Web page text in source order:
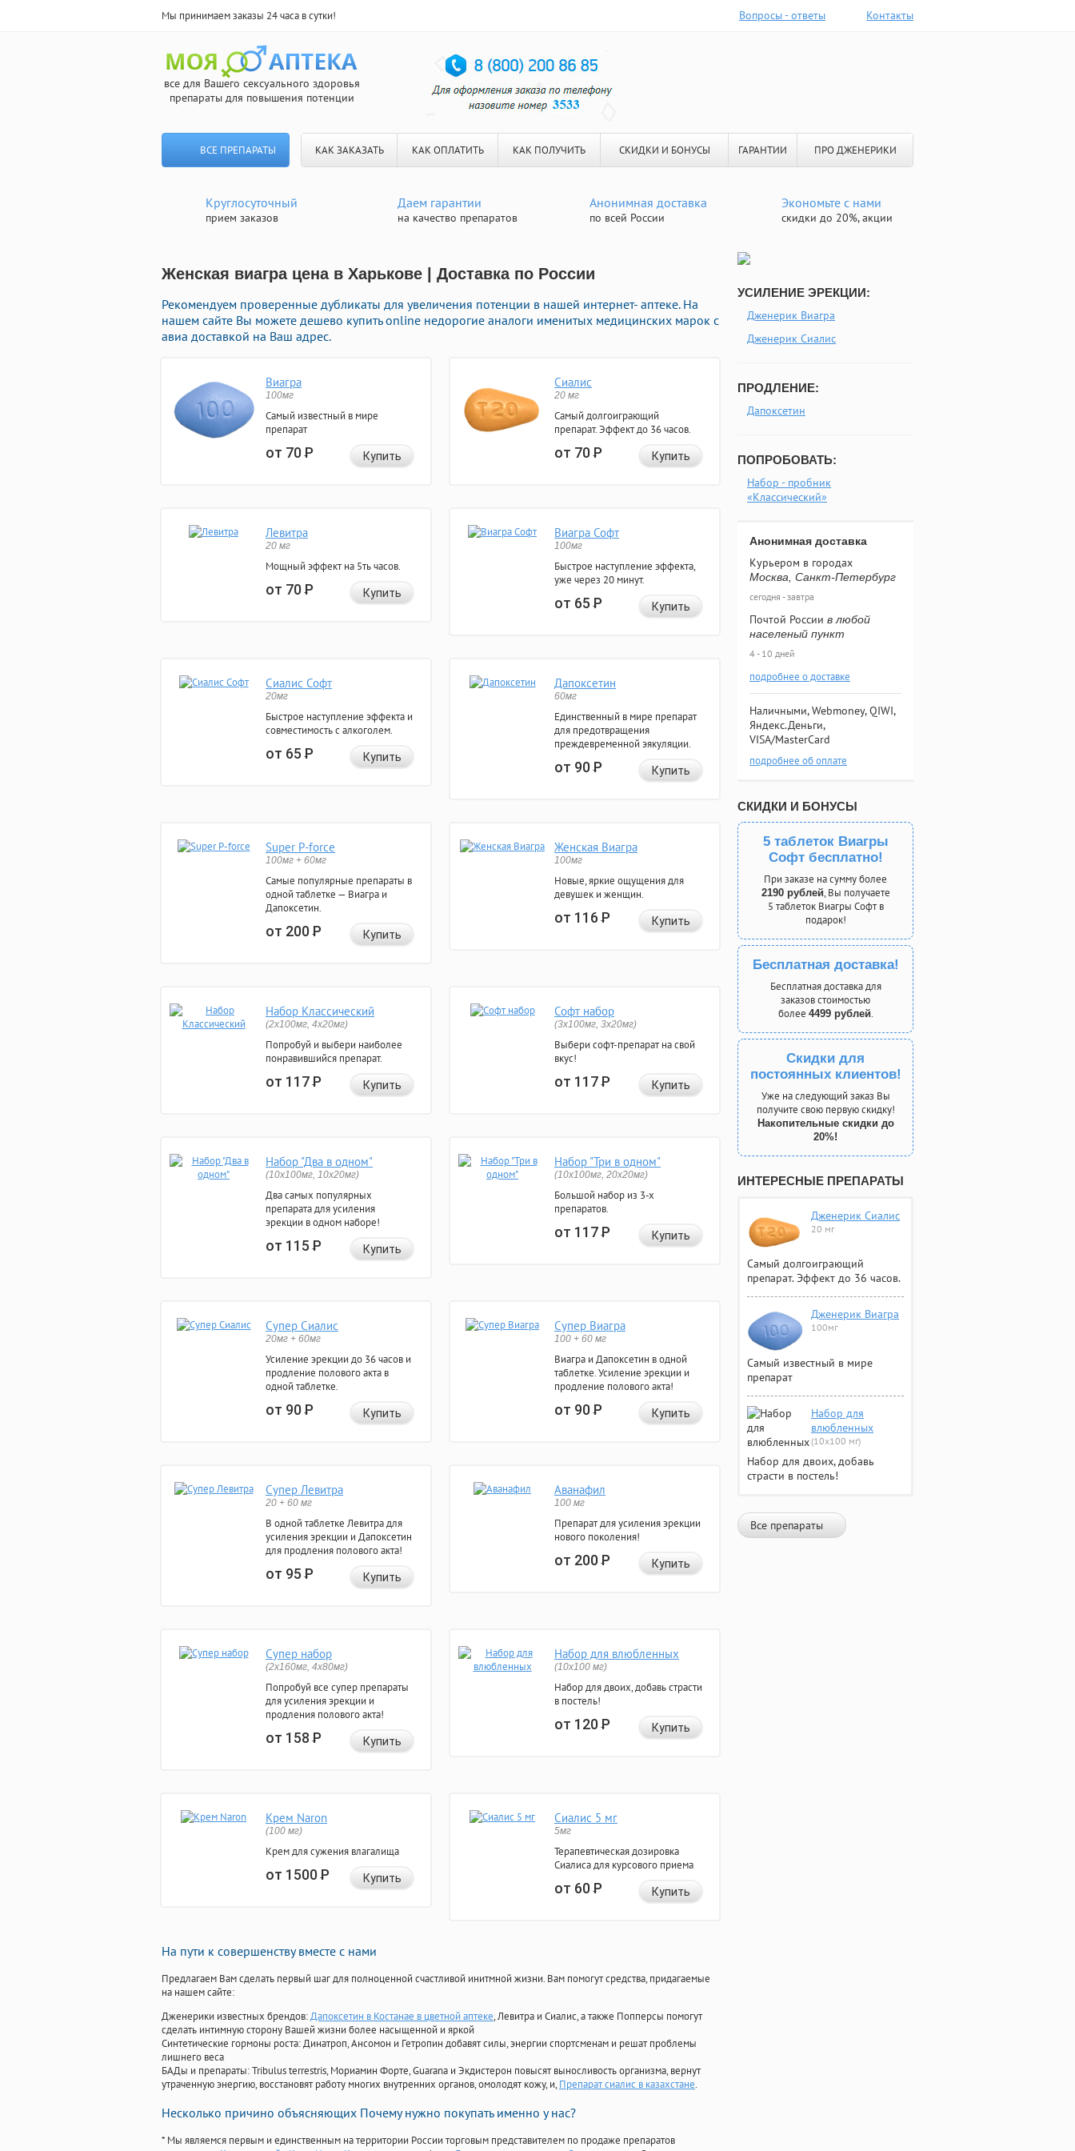
Мы принимаем заказы 24 часа в сутки! Вопросы - ответы Контакты
все для Вашего сексуального здоровья
препараты для повышения потенции
ВСЕ ПРЕПАРАТЫ КАК ЗАКАЗАТЬ КАК ОПЛАТИТЬ КАК ПОЛУЧИТЬ СКИДКИ И БОНУСЫ ГАРАНТИИ ПРО ДЖЕНЕРИКИ
Круглосуточный
прием заказов
Даем гарантии
на качество препаратов
Анонимная доставка
по всей России
Экономьте с нами
скидки до 20%, акции
Женская виагра цена в Харькове | Доставка по России
Рекомендуем проверенные дубликаты для увеличения потенции в нашей интернет- аптеке. На
нашем сайте Вы можете дешево купить online недорогие аналоги именитых медицинских марок с
авиа доставкой на Ваш адрес.
Виагра
100мг
Самый известный в мире
препарат
от 70Р Купить
Сиалис
20 мг
Самый долгоиграющий
препарат. Эффект до 36 часов.
от 70Р Купить
Левитра
20 мг
Мощный эффект на 5ть часов.
от 70Р Купить
Виагра Софт
100мг
Быстрое наступление эффекта,
уже через 20 минут.
от 65Р Купить
Сиалис Софт
20мг
Быстрое наступление эффекта и
совместимость с алкоголем.
от 65Р Купить
Дапоксетин
60мг
Единственный в мире препарат
для предотвращения
преждевременной эякуляции.
от 90Р Купить
Super P-force
100мг + 60мг
Самые популярные препараты в
одной таблетке — Виагра и
Дапоксетин.
от 200Р Купить
Женская Виагра
100мг
Новые, яркие ощущения для
девушек и женщин.
от 116Р Купить
Набор Классический
(2x100мг, 4x20мг)
Попробуй и выбери наиболее
понравившийся препарат.
от 117Р Купить
Софт набор
(3x100мг, 3x20мг)
Выбери софт-препарат на свой
вкус!
от 117Р Купить
Набор "Два в одном"
(10x100мг, 10x20мг)
Два самых популярных
препарата для усиления
эрекции в одном наборе!
от 115Р Купить
Набор "Три в одном"
(10x100мг, 20x20мг)
Большой набор из 3-х
препаратов.
от 117Р Купить
Супер Сиалис
20мг + 60мг
Усиление эрекции до 36 часов и
продление полового акта в
одной таблетке.
от 90Р Купить
Супер Виагра
100 + 60 мг
Виагра и Дапоксетин в одной
таблетке. Усиление эрекции и
продление полового акта!
от 90Р Купить
Супер Левитра
20 + 60 мг
В одной таблетке Левитра для
усиления эрекции и Дапоксетин
для продления полового акта!
от 95Р Купить
Аванафил
100 мг
Препарат для усиления эрекции
нового поколения!
от 200Р Купить
Супер набор
(2х160мг, 4х80мг)
Попробуй все супер препараты
для усиления эрекции и
продления полового акта!
от 158Р Купить
Набор для влюбленных
(10х100 мг)
Набор для двоих, добавь страсти
в постель!
от 120Р Купить
Крем Naron
(100 мг)
Крем для сужения влагалища
от 1500Р Купить
Сиалис 5 мг
5мг
Терапевтическая дозировка
Сиалиса для курсового приема
от 60Р Купить
На пути к совершенству вместе с нами
Предлагаем Вам сделать первый шаг для полноценной счастливой инитмной жизни. Вам помогут средства, придагаемые
на нашем сайте:
Дженерики известных брендов:Дапоксетин в Костанае в цветной аптеке, Левитра и Сиалис, а также Попперсы помогут
сделать интимную сторону Вашей жизни более насыщенной и яркой
Синтетические гормоны роста: Динатроп, Ансомон и Гетропин добавят силы, энергии спортсменам и решат проблемы
лишнего веса
БАДы и препараты:Tribulus terrestris, Мориамин Форте, Guarana и Экдистерон повысят выносливость организма, вернут
утраченную энергию, восстановят работу многих внутренних органов, омолодят кожу, и, Препарат сиалис в казахстане.
Несколько причино объясняющих Почему нужно покупать именно у нас?
* Мы являемся первым и единственным на территории России торговым представителем по продаже препаратов
УСИЛЕНИЕ ЭРЕКЦИИ:
Дженерик Виагра
Дженерик Сиалис
ПРОДЛЕНИЕ:
Дапоксетин
ПОПРОБОВАТЬ:
Набор - пробник
«Классический»
Анонимная доставка
Курьером в городах
Москва, Санкт-Петербург
сегодня - завтра
Почтой России в любой
населеный пункт
4 - 10 дней
подробнее о доставке
Наличными, Webmoney, QIWI,
Яндекс.Деньги,
VISA/MasterCard
подробнее об оплате
СКИДКИ И БОНУСЫ
5 таблеток Виагры
Софт бесплатно!
При заказе на сумму более
2190 рублей, Вы получаете
5 таблеток Виагры Софт в
подарок!
Бесплатная доставка!
Бесплатная доставка для
заказов стоимостью
более 4499 рублей.
Скидки для
постоянных клиентов!
Уже на следующий заказ Вы
получите свою первую скидку!
Накопительные скидки до
20%!
ИНТЕРЕСНЫЕ ПРЕПАРАТЫ
Дженерик Сиалис
20 мг
Самый долгоиграющий
препарат. Эффект до 36 часов.
Дженерик Виагра
100мг
Самый известный в мире
препарат
Набор для
влюбленных
(10х100 мг)
Набор для двоих, добавь
страсти в постель!
Все препараты